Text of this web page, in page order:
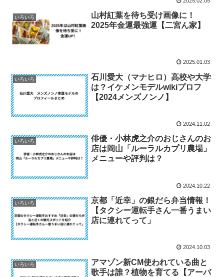
いろいろ
山村紅葉を待ち受け画像に！
2025年金運最強運【二宮ん家】
2025.01.03
いろいろ
石川愛大（マナヒロ）高校や大学
は？イケメンモデルwikiプロフ
【2024メンズノンノ】
2024.11.02
いろいろ
俳優・小林虎之介のおじさんのお
店は岡山「ルーラルカプリ農場」
メニューや評判は？
2024.10.22
いろいろ
京都「近幸」の銀だら弁当情報！
【タクシー運転手さん一番うまい
店に連れてって」
2024.10.03
いろいろ
アマゾン新CM使われている曲と
歌手は誰？植物を育てる【アーバ